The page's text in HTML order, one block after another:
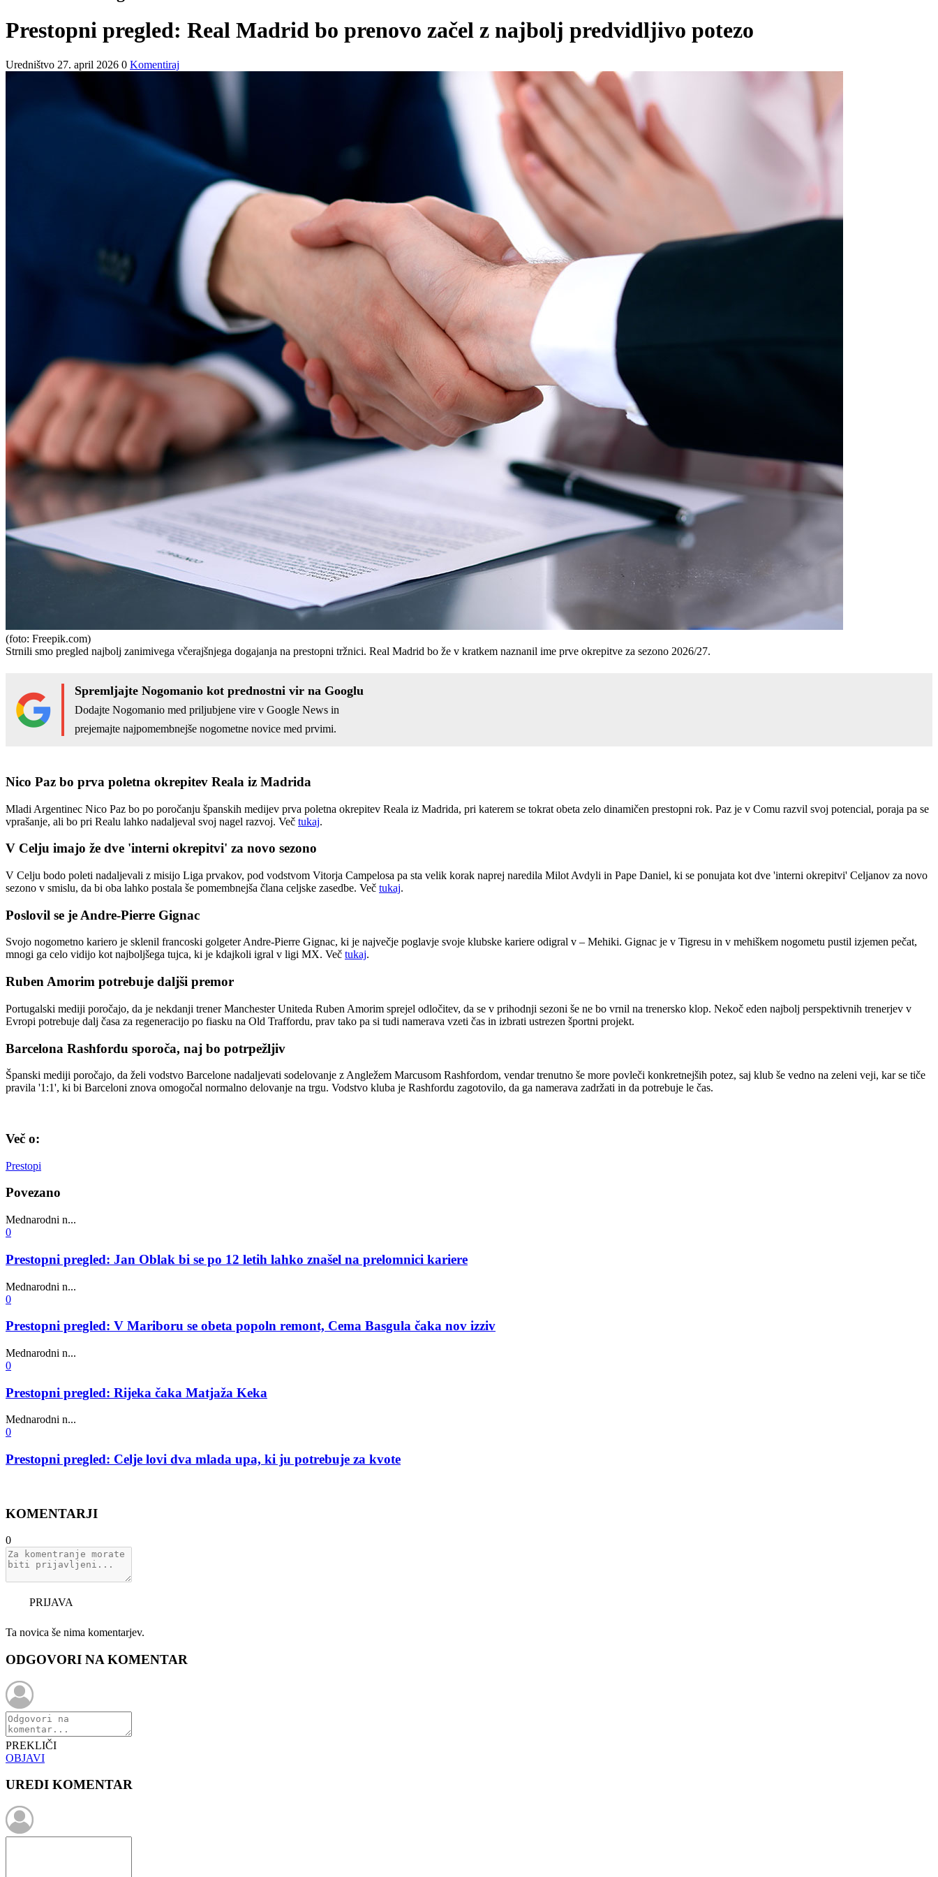
Prestopni pregled: Real Madrid bo prenovo začel z najbolj predvidljivo potezo
Uredništvo 27. april 2026 0 Komentiraj
(foto: Freepik.com)
Strnili smo pregled najbolj zanimivega včerajšnjega dogajanja na prestopni tržnici. Real Madrid bo že v kratkem naznanil ime prve okrepitve za sezono 2026/27.
Spremljajte Nogomanio kot prednostni vir na Googlu
Dodajte Nogomanio med priljubjene vire v Google News in
prejemajte najpomembnejše nogometne novice med prvimi.
Nico Paz bo prva poletna okrepitev Reala iz Madrida
Mladi Argentinec Nico Paz bo po poročanju španskih medijev prva poletna okrepitev Reala iz Madrida, pri katerem se tokrat obeta zelo dinamičen prestopni rok. Paz je v Comu razvil svoj potencial, poraja pa se
vprašanje, ali bo pri Realu lahko nadaljeval svoj nagel razvoj. Več tukaj.
V Celju imajo že dve 'interni okrepitvi' za novo sezono
V Celju bodo poleti nadaljevali z misijo Liga prvakov, pod vodstvom Vitorja Campelosa pa sta velik korak naprej naredila Milot Avdyli in Pape Daniel, ki se ponujata kot dve 'interni okrepitvi' Celjanov za novo
sezono v smislu, da bi oba lahko postala še pomembnejša člana celjske zasedbe. Več tukaj.
Poslovil se je Andre-Pierre Gignac
Svojo nogometno kariero je sklenil francoski golgeter Andre-Pierre Gignac, ki je največje poglavje svoje klubske kariere odigral v – Mehiki. Gignac je v Tigresu in v mehiškem nogometu pustil izjemen pečat,
mnogi ga celo vidijo kot najboljšega tujca, ki je kdajkoli igral v ligi MX. Več tukaj.
Ruben Amorim potrebuje daljši premor
Portugalski mediji poročajo, da je nekdanji trener Manchester Uniteda Ruben Amorim sprejel odločitev, da se v prihodnji sezoni še ne bo vrnil na trenersko klop. Nekoč eden najbolj perspektivnih trenerjev v
Evropi potrebuje dalj časa za regeneracijo po fiasku na Old Traffordu, prav tako pa si tudi namerava vzeti čas in izbrati ustrezen športni projekt.
Barcelona Rashfordu sporoča, naj bo potrpežljiv
Španski mediji poročajo, da želi vodstvo Barcelone nadaljevati sodelovanje z Angležem Marcusom Rashfordom, vendar trenutno še more povleči konkretnejših potez, saj klub še vedno na zeleni veji, kar se tiče
pravila '1:1', ki bi Barceloni znova omogočal normalno delovanje na trgu. Vodstvo kluba je Rashfordu zagotovilo, da ga namerava zadržati in da potrebuje le čas.
Več o:
Prestopi
Povezano
Mednarodni n...
0
Prestopni pregled: Jan Oblak bi se po 12 letih lahko znašel na prelomnici kariere
Mednarodni n...
0
Prestopni pregled: V Mariboru se obeta popoln remont, Cema Basgula čaka nov izziv
Mednarodni n...
0
Prestopni pregled: Rijeka čaka Matjaža Keka
Mednarodni n...
0
Prestopni pregled: Celje lovi dva mlada upa, ki ju potrebuje za kvote
KOMENTARJI
0
PRIJAVA
Ta novica še nima komentarjev.
ODGOVORI NA KOMENTAR
PREKLIČI
OBJAVI
UREDI KOMENTAR